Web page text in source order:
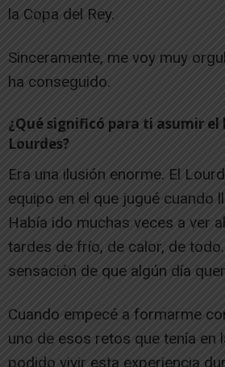
la Copa del Rey.
Sinceramente, me voy muy
ha conseguido.
¿Qué significó para ti asumir
Lourdes?
Era una ilusión enorme. El
equipo en el que jugué cuando
Había ido muchas veces a ver
tardes de frío, de calor, de
sensación de que algún día
Cuando empecé a formarme
uno de esos retos que tenía en
podido vivir esta experiencia